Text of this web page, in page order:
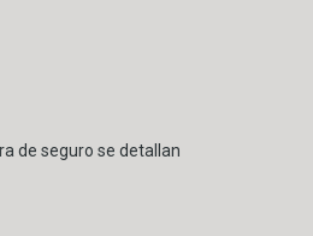
de seguro se detallan